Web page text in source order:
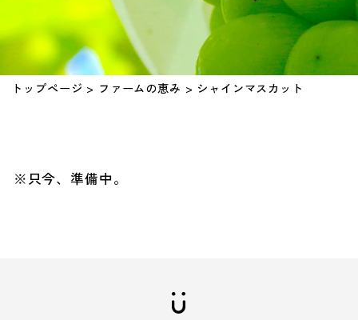
トップページ > ファームの恵み > シャインマスカット
※只今、準備中。